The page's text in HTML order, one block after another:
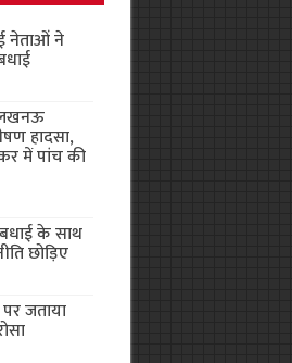
नेताओं ने
लखनऊ
हादसा,
में पांच की
के साथ
छोड़िए
जताया